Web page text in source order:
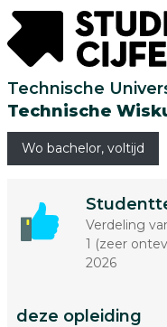
Technische
Technische
Wo bachelor, voltijd
Verdeling
1 (zeer
2026
deze opleiding